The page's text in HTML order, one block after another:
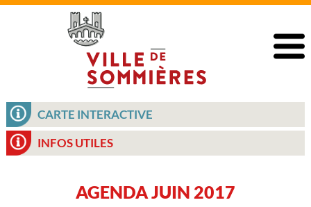
CARTE INTERACTIVE
INFOS UTILES
AGENDA JUIN 2017